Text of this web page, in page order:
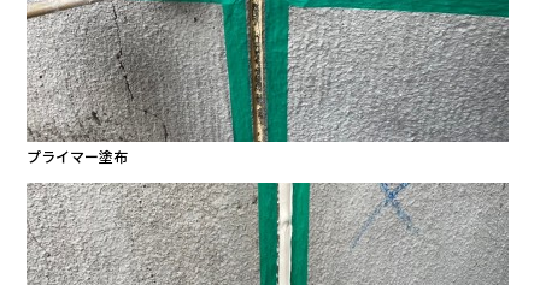
プライマー塗布